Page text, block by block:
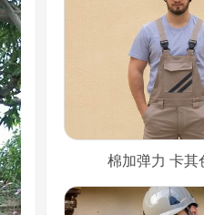
棉加弹力 卡其